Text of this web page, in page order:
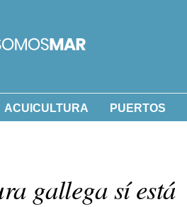
ACUICULTURA PUERTOS
gallega sí está